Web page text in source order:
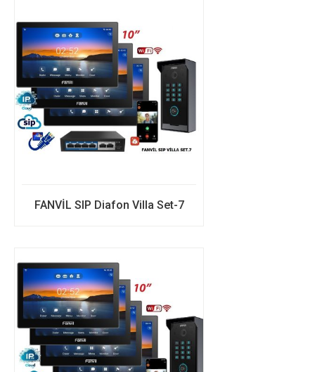
FANVİL SIP Diafon Villa Set-7